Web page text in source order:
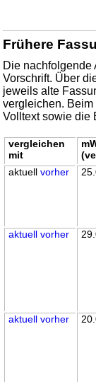
Frühere
Die nachfolgende
Vorschrift. Über
jeweils alte
vergleichen.
Volltext sowie die
vergleichen
mit
aktuellvorher
aktuell vorher
aktuell vorher